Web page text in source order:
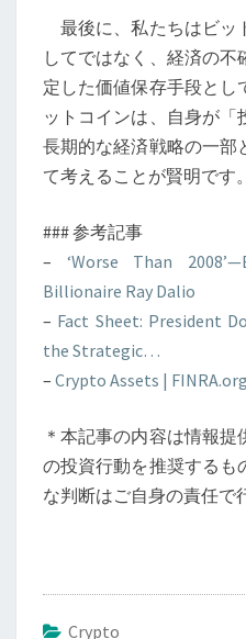
最後に、私たちはビッ
してではなく、経済の
定した価値保存手段とし
ットコインは、自身が「
長期的な経済戦略の一部
て考えることが賢明です。
### 参考記事
– ‘Worse Than
Billionaire Ray Dalio
– Fact Sheet: President
the Strategic…
– Crypto Assets | FINRA.org
＊本記事の内容は情報
の投資行動を推奨するも
な判断はご自身の責任で
Crypto